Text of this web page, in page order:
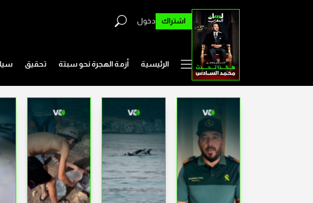
اشتراك دخول
الرئيسية أزمة الهجرة نحو سبتة تحقيق